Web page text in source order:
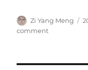
Author
Zi Yang Meng
commenton